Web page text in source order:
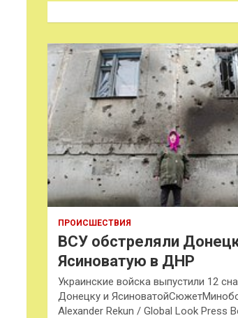
к
ПРОИСШЕСТВИЯ
ВСУ обстреляли
Ясиноватую в ДНР
Украинские войска выпустили 12
Донецку и
Alexander Rekun / Global Look Press